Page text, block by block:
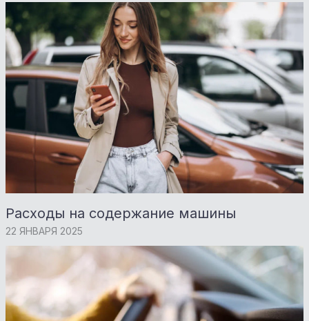
Расходы на содержание машины
22 ЯНВАРЯ 2025